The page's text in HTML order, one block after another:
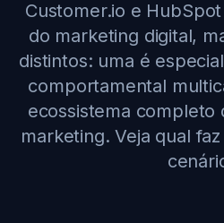
Customer.io e
do marketing digital,
distintos: uma é
comportamental
ecossistema completo
marketing. Veja qual